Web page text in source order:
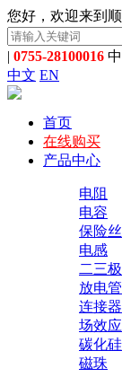
您好，欢迎来到
| 0755-28100016
中文 EN
首页
在线购买
产品中心
电阻
电容
保险丝
电感
二三
放电管
连接器
场效
碳化
磁珠